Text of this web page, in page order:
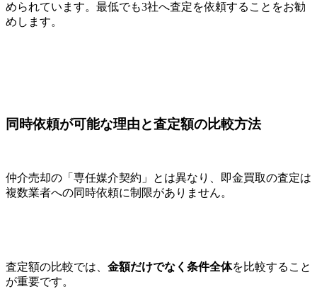
められています。最低でも3社へ査定を依頼することをお勧
めします。
同時依頼が可能な理由と査定額の比較方法
仲介売却の「専任媒介契約」とは異なり、即金買取の査定は
複数業者への同時依頼に制限がありません。
査定額の比較では、 金額だけでなく条件全体を比較すること
が重要です。